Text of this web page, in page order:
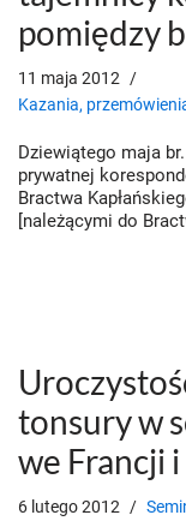
pomiędzy
11 maja 2012
Kazania,
Dziewiątego maja
prywatnej
Bractwa
[należącymi do
tonsury w
we Francji
6 lutego 2012